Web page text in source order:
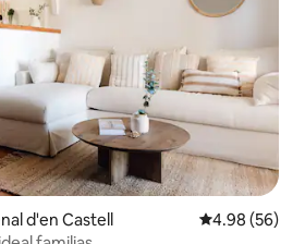
d'en Castell Calificación
4.98 (56)